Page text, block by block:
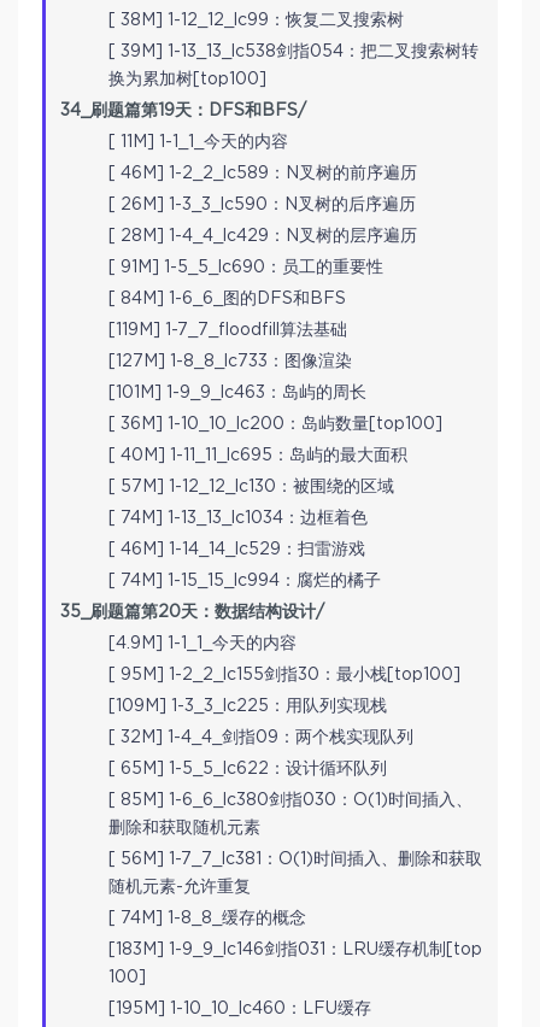
[ 38M] 1-12_12_lc99：恢复二叉搜索树
[ 39M] 1-13_13_lc538剑指054：把二叉搜索树转
换为累加树[top100]
34_刷题篇第19天：DFS和BFS/
[ 11M] 1-1_1_今天的内容
[ 46M] 1-2_2_lc589：N叉树的前序遍历
[ 26M] 1-3_3_lc590：N叉树的后序遍历
[ 28M] 1-4_4_lc429：N叉树的层序遍历
[ 91M] 1-5_5_lc690：员工的重要性
[ 84M] 1-6_6_图的DFS和BFS
[119M] 1-7_7_floodfill算法基础
[127M] 1-8_8_lc733：图像渲染
[101M] 1-9_9_lc463：岛屿的周长
[ 36M] 1-10_10_lc200：岛屿数量[top100]
[ 40M] 1-11_11_lc695：岛屿的最大面积
[ 57M] 1-12_12_lc130：被围绕的区域
[ 74M] 1-13_13_lc1034：边框着色
[ 46M] 1-14_14_lc529：扫雷游戏
[ 74M] 1-15_15_lc994：腐烂的橘子
35_刷题篇第20天：数据结构设计/
[4.9M] 1-1_1_今天的内容
[ 95M] 1-2_2_lc155剑指30：最小栈[top100]
[109M] 1-3_3_lc225：用队列实现栈
[ 32M] 1-4_4_剑指09：两个栈实现队列
[ 65M] 1-5_5_lc622：设计循环队列
[ 85M] 1-6_6_lc380剑指030：O(1)时间插入、
删除和获取随机元素
[ 56M] 1-7_7_lc381：O(1)时间插入、删除和获取
随机元素-允许重复
[ 74M] 1-8_8_缓存的概念
[183M] 1-9_9_lc146剑指031：LRU缓存机制[top
100]
[195M] 1-10_10_lc460：LFU缓存